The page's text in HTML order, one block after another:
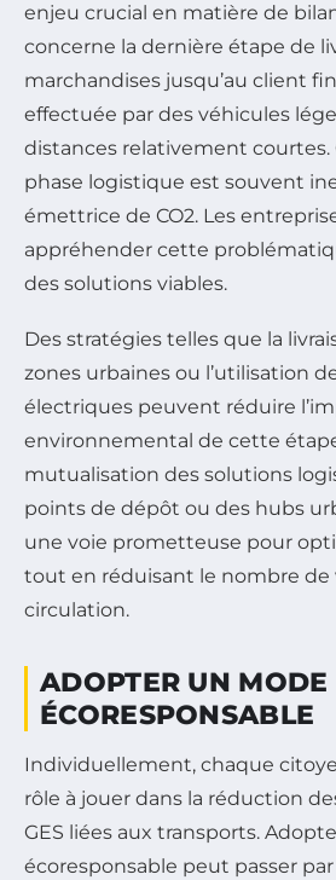
enjeu crucial en matière de
concerne la dernière étape de
marchandises jusqu’au client
effectuée par des véhicules
distances relativement
phase logistique est souvent
émettrice de CO2. Les
appréhender cette
des solutions viables.
Des stratégies telles que la
zones urbaines ou l’utilisation
électriques peuvent réduire
environnemental de cette
mutualisation des solutions
points de dépôt ou des hubs
une voie prometteuse pour
tout en réduisant le nombre de
circulation.
ADOPTER UN MODE
ÉCORESPONSABLE
Individuellement, chaque
rôle à jouer dans la réduction
GES liées aux transports.
écoresponsable peut passer